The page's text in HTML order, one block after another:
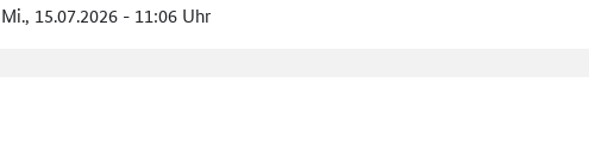
Mi., 15.07.2026 - 11:06 Uhr